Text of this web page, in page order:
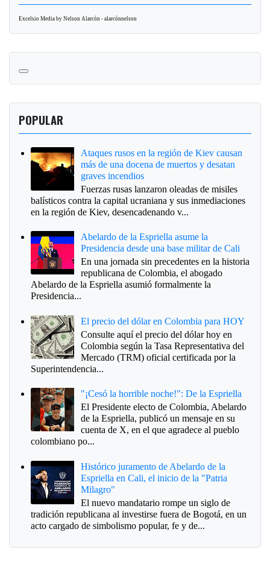
Excelsio Media by Nelson Alarcón - alarcónnelson
POPULAR
Ataques rusos en la región de Kiev causan
más de una docena de muertos y desatan
graves incendios
Fuerzas rusas lanzaron oleadas de misiles
balísticos contra la capital ucraniana y sus inmediaciones
en la región de Kiev, desencadenando v...
Abelardo de la Espriella asume la
Presidencia desde una base militar de Cali
En una jornada sin precedentes en la historia
republicana de Colombia, el abogado
Abelardo de la Espriella asumió formalmente la
Presidencia...
El precio del dólar en Colombia para HOY
Consulte aquí el precio del dólar hoy en
Colombia según la Tasa Representativa del
Mercado (TRM) oficial certificada por la
Superintendencia...
"¡Cesó la horrible noche!": De la Espriella
El Presidente electo de Colombia, Abelardo
de la Espriella, publicó un mensaje en su
cuenta de X, en el que agradece al pueblo
colombiano po...
Histórico juramento de Abelardo de la
Espriella en Cali, el inicio de la "Patria
Milagro"
El nuevo mandatario rompe un siglo de
tradición republicana al investirse fuera de Bogotá, en un
acto cargado de simbolismo popular, fe y de...